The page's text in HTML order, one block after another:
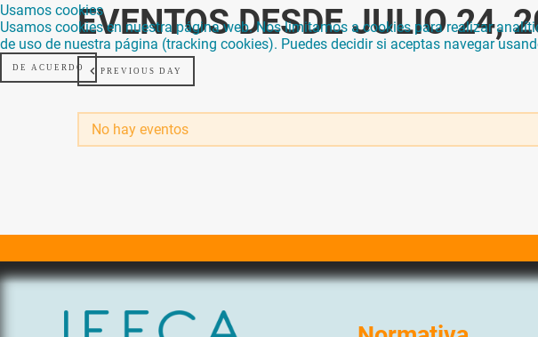
EVENTOS DESDE JULIO 24,
PREVIOUS DAY
No hay eventos
Usamos cookies
Usamos cookies en nuestra página web. Nos limitamos a cookies para realizar
de uso de nuestra página (tracking cookies). Puedes decidir si aceptas navegar
DE ACUERDO